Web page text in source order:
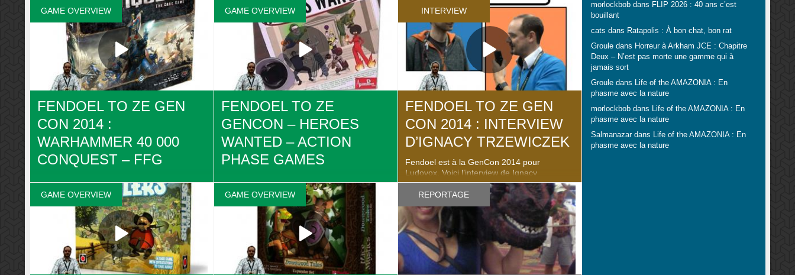
Ludovox. Voici la présentation de
Consequential de Asmadi Games. Retrouvez
les infos complètes, news et articles sur la
fiche de jeu sur Ludovox :
http://ludovox.fr/lejeu/consequential-5520/
Ludovox. Voici la présentation de Penny
Press de Asmadi Games. Retrouvez les infos
complètes, news et articles sur la fiche de
jeu sur Ludovox :
http://ludovox.fr/lejeu/penny-press/
Ludovox. Voici la présentation de Nautilus
Industries de Lamp Light Games. Retrouvez
les infos complètes, news et articles sur la
fiche de jeu sur Ludovox :
http://ludovox.fr/lejeu/nautilus-industries/
GAME OVERVIEW
FENDOEL TO ZE GEN
CON 2014 :
WARHAMMER 40 000
CONQUEST – FFG
Ludovox. Voici la présentation de
Warhammer 40 000 Conquest de FFG.
Retrouvez les infos complètes, news et
articles sur la fiche de jeu sur Ludovox :
http://ludovox.fr/lejeu/warhammer-40000-
conquest/
GAME OVERVIEW
FENDOEL TO ZE
GENCON – HEROES
WANTED – ACTION
PHASE GAMES
Ludovox. Voici la présentation de Heroes
Wanted de Action Phase Games Retrouvez
les infos complètes, news et articles sur la
fiche de jeu sur Ludovox :
http://ludovox.fr/lejeu/heros-wanted/
INTERVIEW
FENDOEL TO ZE GEN
CON 2014 : INTERVIEW
D’IGNACY TRZEWICZEK
Fendoel est à la GenCon 2014 pour
Ludovox. Voici l’interview de Ignacy
Trzewiczek, auteur d’Imperial Settlers et The
Witcher – adventure game présentés à la
Gen Con 2014. Retrouvez les infos
complètes, news et articles sur les fiches de
jeu : Imperial settlers :
http://ludovox.fr/lejeu/imperial-settlers-7051/
The witcher – Adventure game :
http://ludovox.fr/lejeu/the-witcher-adventure-
game-6832/
GAME OVERVIEW GAME OVERVIEW REPORTAGE
morlockbobdans FLIP 2026 : 40 ans c’est
bouillant
cats dans Ratapolis : À bon chat, bon rat
Grouledans Horreur à Arkham JCE : Chapitre
Deux – N’est pas morte une gamme qui à
jamais sort
Grouledans Life of the AMAZONIA : En
phasme avec la nature
morlockbobdans Life of the AMAZONIA : En
phasme avec la nature
Salmanazardans Life of the AMAZONIA : En
phasme avec la nature